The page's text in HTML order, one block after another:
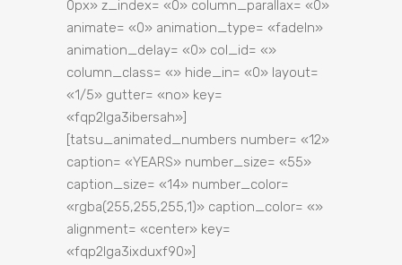
0px» z_index= «0» column_parallax= «0»
animate= «0» animation_type= «fadeIn»
animation_delay= «0» col_id= «»
column_class= «» hide_in= «0» layout=
«1/5» gutter= «no» key=
«fqp2lga3ibersah»]
[tatsu_animated_numbers number= «12»
caption= «YEARS» number_size= «55»
caption_size= «14» number_color=
«rgba(255,255,255,1)» caption_color= «»
alignment= «center» key=
«fqp2lga3ixduxf90»]